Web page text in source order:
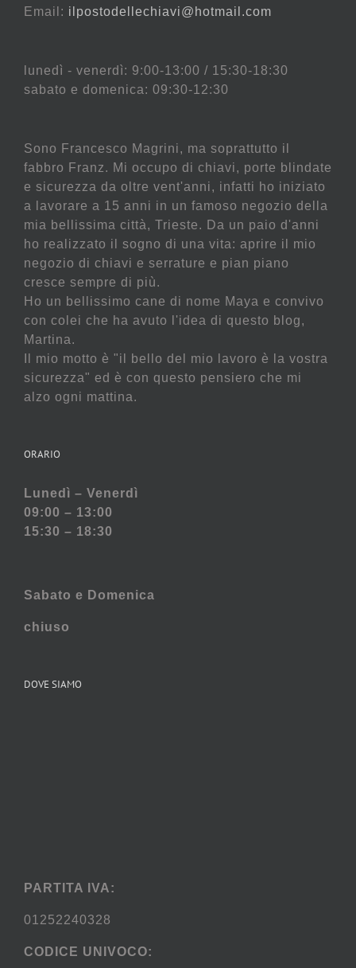
Email: ilpostodellechiavi@hotmail.com
lunedì - venerdì: 9:00-13:00 / 15:30-18:30
sabato e domenica: 09:30-12:30
Sono Francesco Magrini, ma soprattutto il
fabbro Franz. Mi occupo di chiavi, porte blindate
e sicurezza da oltre vent'anni, infatti ho iniziato
a lavorare a 15 anni in un famoso negozio della
mia bellissima città, Trieste. Da un paio d'anni
ho realizzato il sogno di una vita: aprire il mio
negozio di chiavi e serrature e pian piano
cresce sempre di più.
Ho un bellissimo cane di nome Maya e convivo
con colei che ha avuto l'idea di questo blog,
Martina.
Il mio motto è "il bello del mio lavoro è la vostra
sicurezza" ed è con questo pensiero che mi
alzo ogni mattina.
ORARIO
Lunedì – Venerdì
09:00 – 13:00
15:30 – 18:30
Sabato e Domenica
chiuso
DOVE SIAMO
PARTITA IVA:
01252240328
CODICE UNIVOCO: